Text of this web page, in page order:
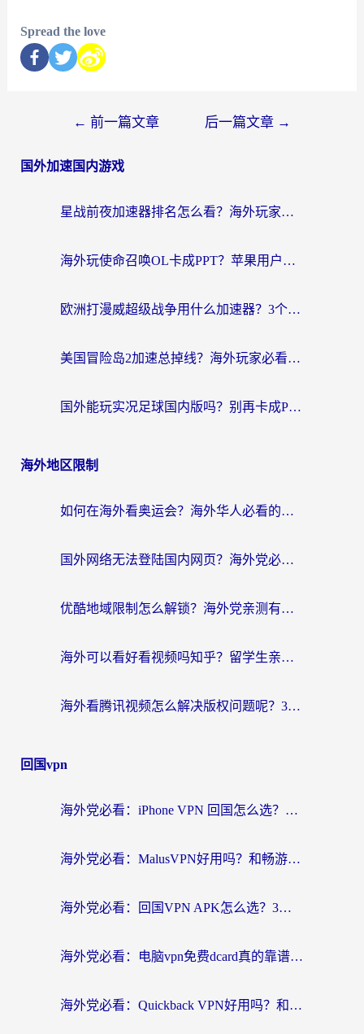
Spread the love
← 前一篇文章 后一篇文章 →
国外加速国内游戏
星战前夜加速器排名怎么看？海外玩家国服游戏畅玩终极指南（附欧洲玩跑跑我的起源解决方案）
海外玩使命召唤OL卡成PPT？苹果用户必看：使命召唤OL国外加速器下载苹果版指南
欧洲打漫威超级战争用什么加速器？3个海外游戏卡顿问题一次解决（附实测推荐）
美国冒险岛2加速总掉线？海外玩家必看的国服游戏加速器选择指南
国外能玩实况足球国内版吗？别再卡成PPT！海外党国服游戏加速全攻略
海外地区限制
如何在海外看奥运会？海外华人必看的体育赛事直播终极指南
国外网络无法登陆国内网页？海外党必看：选对回国加速器实现无缝访问
优酷地域限制怎么解锁？海外党亲测有效的追剧自由指南
海外可以看好看视频吗知乎？留学生亲测有效的回国追剧解决方案
海外看腾讯视频怎么解决版权问题呢？3步让你轻松解锁国内影视自由
回国vpn
海外党必看：iPhone VPN 回国怎么选？一篇搞定无缝访问国内资源
海外党必看：MalusVPN好用吗？和畅游VPN对比哪个回国效果更好？附穿梭飞鱼神龟真实体验
海外党必看：回国VPN APK怎么选？3步教你无缝刷国内剧玩国服
海外党必看：电脑vpn免费dcard真的靠谱吗？教你选对回国加速器无缝访问国内资源
海外党必看：Quickback VPN好用吗？和小黑牛VPN对比哪个回国效果更好？附真实体验+避坑指南